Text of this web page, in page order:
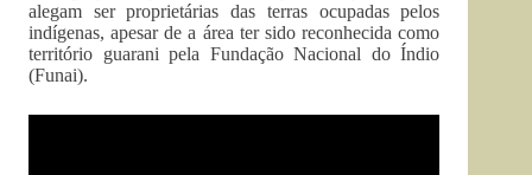
alegam ser proprietárias das terras ocupadas pelos
indígenas, apesar de a área ter sido reconhecida como
território guarani pela Fundação Nacional do Índio
(Funai).